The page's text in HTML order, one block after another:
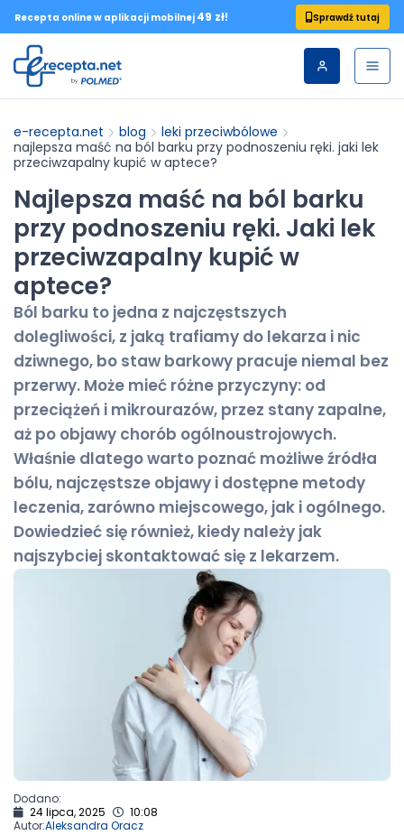
Recepta online w aplikacji mobilnej 49 zł! Sprawdź tutaj
e-recepta.net blog
leki przeciwbólowe
najlepsza maść na ból barku przy podnoszeniu ręki. jaki lek
przeciwzapalny kupić w aptece?
Najlepsza maść na ból barku
przy podnoszeniu ręki. Jaki lek
przeciwzapalny kupić w
aptece?
Ból barku to jedna z najczęstszych
dolegliwości, z jaką trafiamy do lekarza i nic
dziwnego, bo staw barkowy pracuje niemal bez
przerwy. Może mieć różne przyczyny: od
przeciążeń i mikrourazów, przez stany zapalne,
aż po objawy chorób ogólnoustrojowych.
Właśnie dlatego warto poznać możliwe źródła
bólu, najczęstsze objawy i dostępne metody
leczenia, zarówno miejscowego, jak i ogólnego.
Dowiedzieć się również, kiedy należy jak
najszybciej skontaktować się z lekarzem.
Dodano:
24 lipca, 2025
10:08
Autor:Aleksandra Oracz